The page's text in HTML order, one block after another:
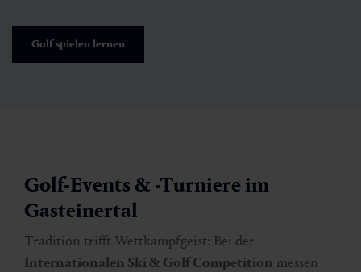
Golf spielen lernen
Golf-Events & -Turniere im
Gasteinertal
Tradition trifft Wettkampfgeist: Bei der
Internationalen Ski & Golf Competition messen